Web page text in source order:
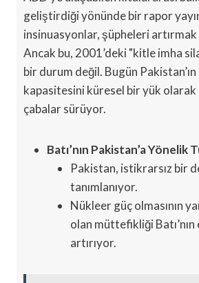
geliştirdiği yönünde bir rapor
insinuasyonlar, şüpheleri
Ancak bu, 2001’deki "kitle imha
bir durum değil. Bugün
kapasitesini küresel bir yük
çabalar sürüyor.
Batı’nın Pakistan’a Yönelik
Pakistan, istikrarsız bir
tanımlanıyor.
Nükleer güç olmasının
olan müttefikliği
artırıyor.